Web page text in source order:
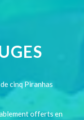
cinq Piranhas
offerts en